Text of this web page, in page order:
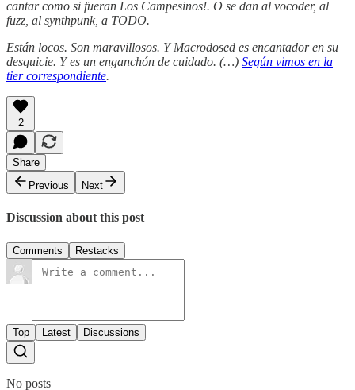
cantar como si fueran Los Campesinos!. O se dan al vocoder, al
fuzz, al synthpunk, a TODO.
Están locos. Son maravillosos. Y Macrodosed es encantador en su
desquicie. Y es un enganchón de cuidado. (…) Según vimos en la
tier correspondiente.
2
Share
Previous
Next
Discussion about this post
Comments Restacks
Top Latest Discussions
No posts